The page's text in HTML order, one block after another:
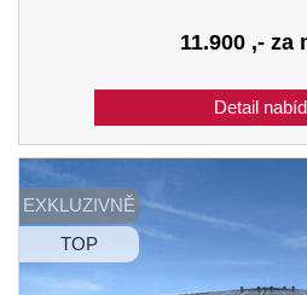
11.900 ,- za
EXKLUZIVNĚ
TOP